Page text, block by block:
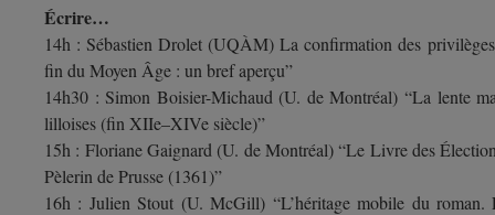
Écrire…
14h : Sébastien Drolet (UQÀM) La confirmation des
fin du Moyen Âge : un bref aperçu”
14h30 : Simon Boisier-Michaud (U. de Montréal) “La lente
lilloises (fin XIIe–XIVe siècle)”
15h : Floriane Gaignard (U. de Montréal) “Le Livre des
Pèlerin de Prusse (1361)”
16h : Julien Stout (U. McGill) “L’héritage mobile du